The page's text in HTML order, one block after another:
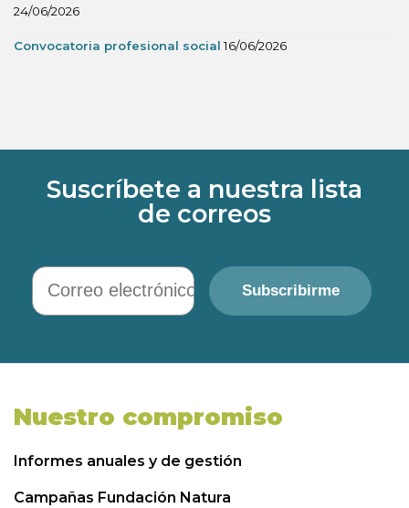
24/06/2026
Convocatoria profesional social 16/06/2026
Suscríbete a nuestra lista
de correos
Correo electrónico
Subscribirme
Nuestro compromiso
Informes anuales y de gestión
Campañas Fundación Natura